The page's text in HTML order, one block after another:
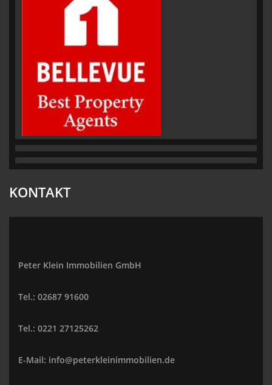
KONTAKT
Peter Klein Immobilien GmbH
Tel.: 02687 91600
Tel.: 0221 27125262
E-Mail: info@peterkleinimmobilien.de